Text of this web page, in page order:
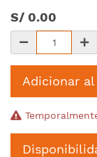
S/ 0.00
Adicionar